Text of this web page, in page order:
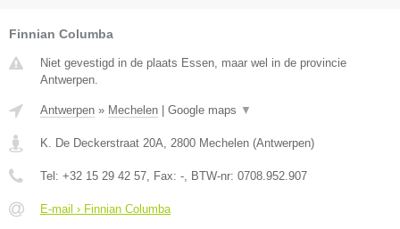
Finnian Columba
Niet gevestigd in de plaats Essen, maar wel in de provincie
Antwerpen.
Antwerpen » Mechelen Google maps ▼
K. De Deckerstraat 20A 2800 Mechelen (Antwerpen)
Tel: +32 15 29 42 57 , Fax: - , BTW-nr: 0708.952.907
E-mail › Finnian Columba